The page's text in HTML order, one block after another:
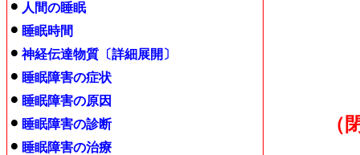
（
人間の睡眠
睡眠時間
神経伝達物質〔詳細展開〕
睡眠障害の症状
睡眠障害の原因
睡眠障害の診断
睡眠障害の治療